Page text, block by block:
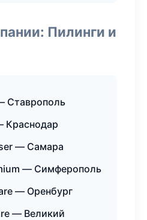
Пилинги и
Ставрополь
Краснодар
— Самара
— Симферополь
— Оренбург
— Великий